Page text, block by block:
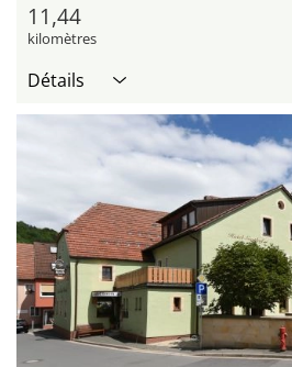
11,44
kilomètres
Détails